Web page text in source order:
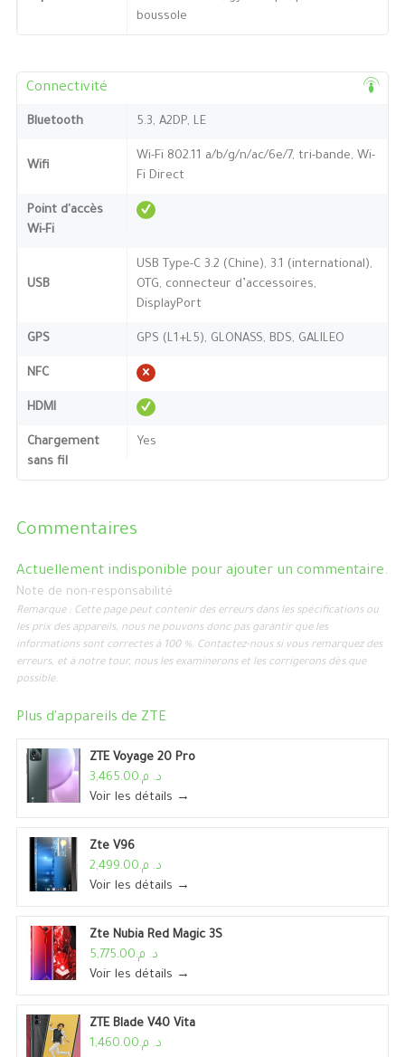
boussole
Connectivité
Bluetooth 5.3, A2DP, LE
Wifi
Wi-Fi 802.11 a/b/g/n/ac/6e/7, tri-bande, Wi-
Fi Direct
Point d'accès
Wi-Fi
USB
USB Type-C 3.2 (Chine), 3.1 (international),
OTG, connecteur d’accessoires,
DisplayPort
GPS GPS (L1+L5), GLONASS, BDS, GALILEO
NFC
HDMI
Chargement
sans fil
Yes
Commentaires
Actuellement indisponible pour ajouter un commentaire.
Note de non-responsabilité
Remarque : Cette page peut contenir des erreurs dans les spécifications ou
les prix des appareils, nous ne pouvons donc pas garantir que les
informations sont correctes à 100 %. Contactez-nous si vous remarquez des
erreurs, et à notre tour, nous les examinerons et les corrigerons dès que
possible.
Plus d'appareils de ZTE
ZTE Voyage 20 Pro
د. م.3,465.00
Voir les détails →
Zte V96
د. م.2,499.00
Voir les détails →
Zte Nubia Red Magic 3S
د. م.5,775.00
Voir les détails →
ZTE Blade V40 Vita
د. م.1,460.00